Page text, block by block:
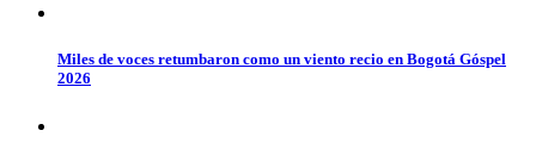
Miles de voces retumbaron como un viento recio en Bogotá Góspel
2026